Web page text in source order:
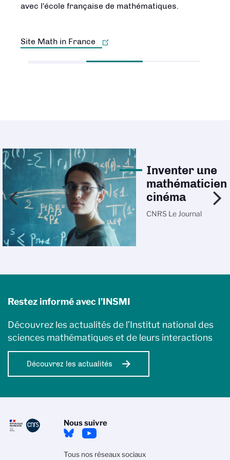
avec l'école française de mathématiques.
Site Math in France
Inventer une
cinéma
CNRS Le Journal
Restez informé avec l'INSMI
Découvrez les actualités de l’Institut national des
sciences mathématiques et de leurs interactions
Découvrez les actualités
Nous suivre
Tous nos réseaux sociaux